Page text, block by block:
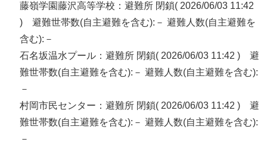
藤嶺学園藤沢高等学校：避難所 閉鎖( 2026/06/03 11:42
) 避難世帯数(自主避難を含む):－ 避難人数(自主避難を
含む):－
石名坂温水プール：避難所 閉鎖( 2026/06/03 11:42 ) 避
難世帯数(自主避難を含む):－ 避難人数(自主避難を含む):
－
村岡市民センター：避難所 閉鎖( 2026/06/03 11:42 ) 避
難世帯数(自主避難を含む):－ 避難人数(自主避難を含む):
－